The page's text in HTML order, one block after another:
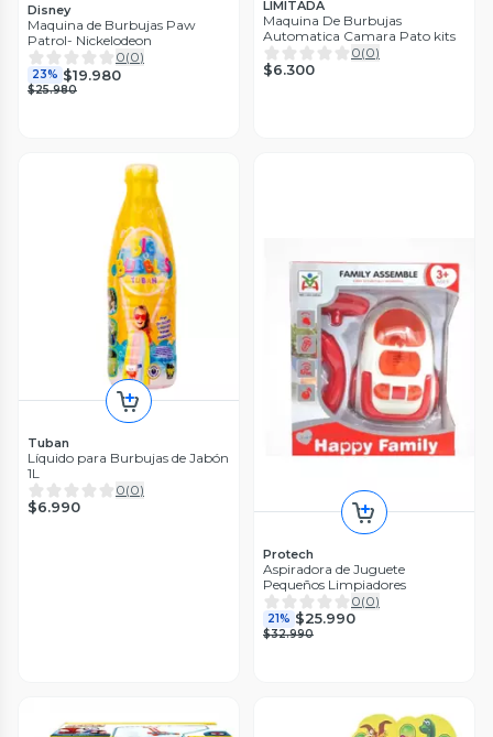
Disney
Maquina de Burbujas Paw
Patrol- Nickelodeon
0(0)
23% $19.980
$25.980
LIMITADA
Maquina De Burbujas
Automatica Camara Pato kits
0(0)
$6.300
Tuban
Líquido para Burbujas de Jabón
1L
0(0)
$6.990
Protech
Aspiradora de Juguete
Pequeños Limpiadores
0(0)
21% $25.990
$32.990